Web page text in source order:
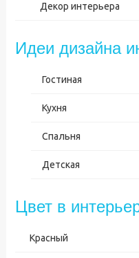
Декор интерьера
Идеи дизайна
Гостиная
Кухня
Спальня
Детская
Цвет в
Красный